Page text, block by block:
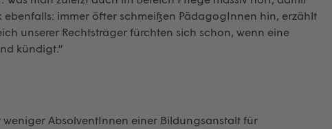
immer öfter schmeißen PädagogInnen hin, erzählt
unserer Rechtsträger fürchten sich schon, wenn eine
kündigt.“
weniger AbsolventInnen einer Bildungsanstalt für